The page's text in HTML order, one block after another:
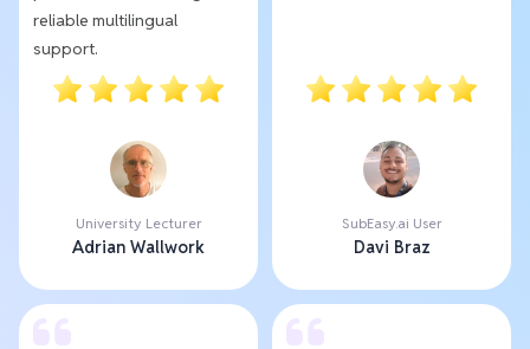
reliable multilingual
support.
University Lecturer
Adrian Wallwork
SubEasy.ai User
Davi Braz